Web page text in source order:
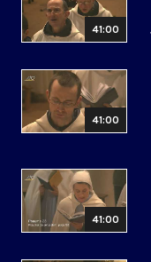
41:00
41:00
41:00